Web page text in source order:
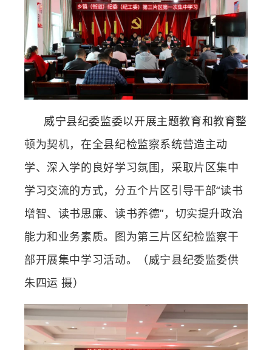
威宁县纪委监委以开展主题教育和教育整
顿为契机，在全县纪检监察系统营造主动
学、深入学的良好学习氛围，采取片区集中
学习交流的方式，分五个片区引导干部“读书
增智、读书思廉、读书养德”，切实提升政治
能力和业务素质。图为第三片区纪检监察干
部开展集中学习活动。（威宁县纪委监委供
朱四运 摄）